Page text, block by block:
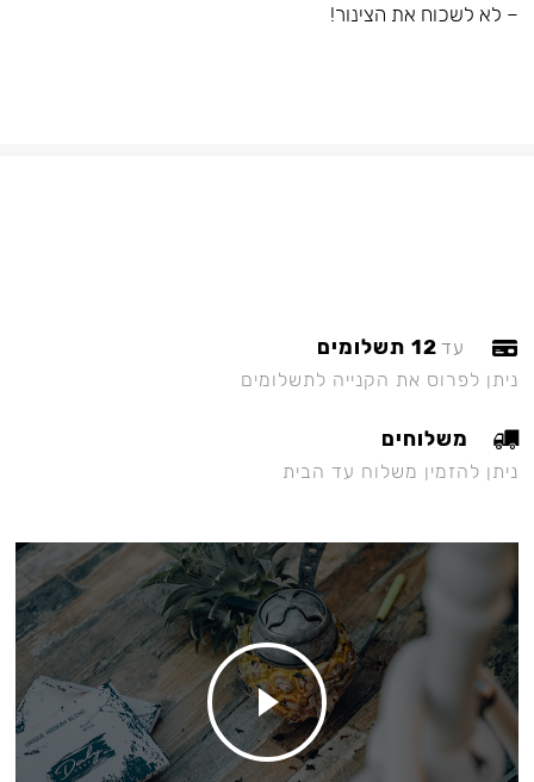
– לא לשכוח את הצינור!
עד 12 תשלומים
ניתן לפרוס את הקנייה לתשלומים
משלוחים
ניתן להזמין משלוח עד הבית